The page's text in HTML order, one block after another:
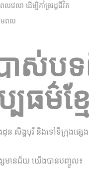
វេលា ដើម្បី​គាំទ្រ​វដ្ត​ជីវិត
មពល
រាស់
ធម៌​ខ្ម
សិង្ហបុរី និង​ទៅ​ទីក្រុងផ្សេង
មានជ័យ យើង​បាន​បញ្ចូល៖